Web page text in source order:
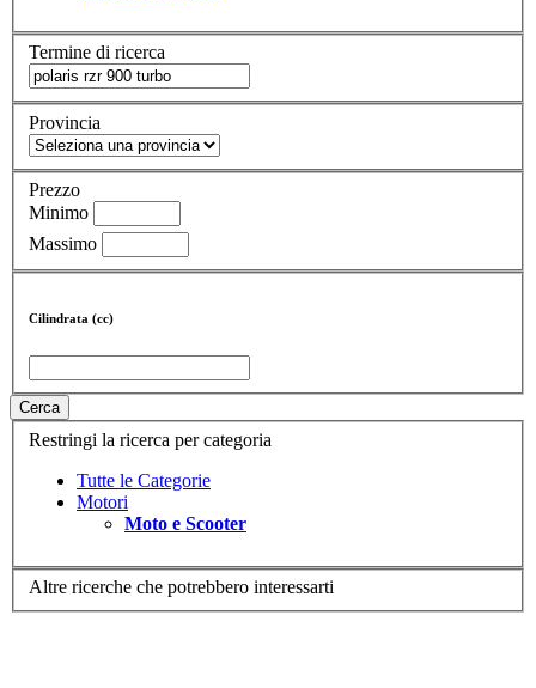
Termine di ricerca
Provincia
Prezzo
Minimo
Massimo
Cilindrata (cc)
Cerca
Restringi la ricerca per categoria
Tutte le Categorie
Motori
Moto e Scooter
Altre ricerche che potrebbero interessarti